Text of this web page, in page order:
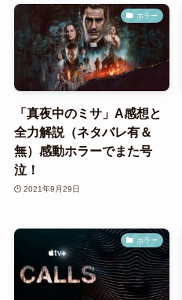
ホラー
「真夜中のミサ」A感想と
全力解説（ネタバレ有＆
無）感動ホラーでまた号
泣！
2021年9月29日
ホラー